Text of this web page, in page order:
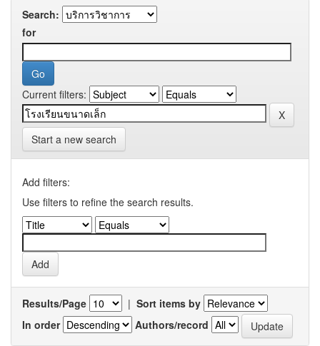
Search:
for
Current filters:
Start a new search
Add filters:
Use filters to refine the search results.
Results/Page | Sort items by
In order
Authors/record